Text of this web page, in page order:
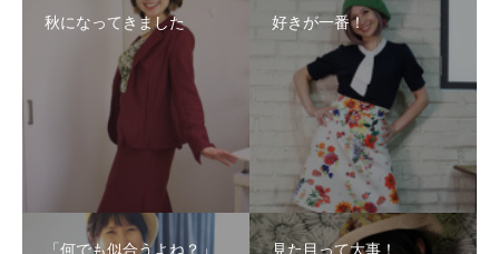
秋になってきました 好きが一番！
「何でも似合うよね？」
見た目って大事！